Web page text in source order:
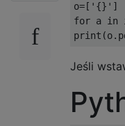
o=['{}']
for a in
Jeśli